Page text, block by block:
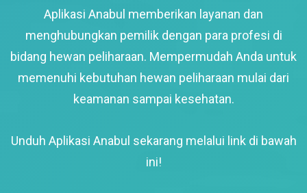
Aplikasi Anabul memberikan layanan dan
menghubungkan pemilik dengan para profesi di
bidang hewan peliharaan. Mempermudah Anda untuk
memenuhi kebutuhan hewan peliharaan mulai dari
keamanan sampai kesehatan.
Unduh Aplikasi Anabul sekarang melalui link di bawah
ini!